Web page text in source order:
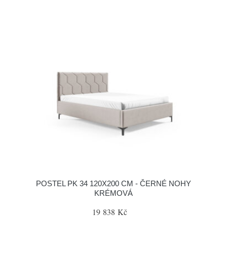
POSTEL PK 34 120X200 CM - ČERNÉ NOHY
KRÉMOVÁ
19 838 Kč